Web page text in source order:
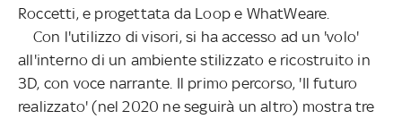
Roccetti, e progettata da Loop e WhatWeare.
Con l'utilizzo di visori, si ha accesso ad un 'volo'
all'interno di un ambiente stilizzato e ricostruito in
3D, con voce narrante. Il primo percorso, 'Il futuro
realizzato' (nel 2020 ne seguirà un altro) mostra tre